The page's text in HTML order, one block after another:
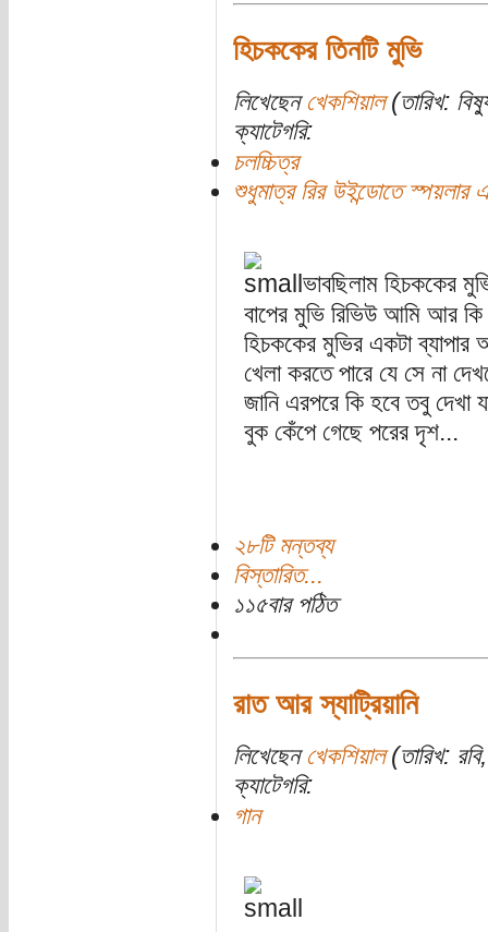
হিচককের তিনটি মুভি
লিখেছেন খেকশিয়াল(তারিখ:
ক্যাটেগরি:
চলচ্চিত্র
শুধুমাত্র রির উইন্ডোতে স্পয়লার
ভাবছিলাম হিচককের
বাপের মুভি রিভিউ আমি আর
হিচককের মুভির একটা ব্যাপার
খেলা করতে পারে যে সে না
জানি এরপরে কি হবে তবু
বুক কেঁপে গেছে পরের দৃশ...
২৮টি মন্তব্য
বিস্তারিত...
১১৫বার পঠিত
রাত আর স্যাট্রিয়ানি
লিখেছেন খেকশিয়াল(তারিখ:
ক্যাটেগরি:
গান